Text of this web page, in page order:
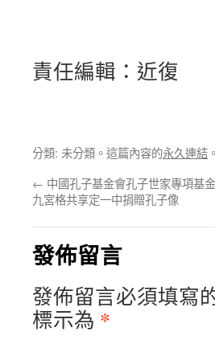
責任編輯：近復
分類: 未分類。這篇內容的永久連結 。
← 中國孔子基金會孔子世家專項基
九宮格共享定一中捐贈孔子像
發佈留言
發佈留言必須填寫
標示為 *